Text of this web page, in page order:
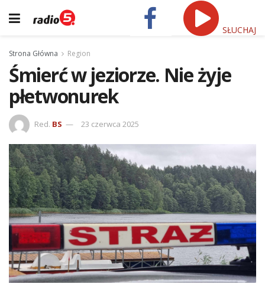
SŁUCHAJ
Strona Główna Region
Śmierć w jeziorze. Nie żyje
płetwonurek
Red. BS 23 czerwca 2025